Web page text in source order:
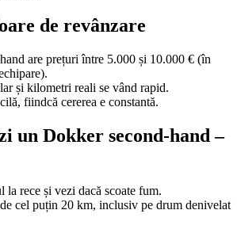
de revânzare
are prețuri între 5.000 și 10.000 € (în
și kilometri reali se vând rapid.
fiindcă cererea e constantă.
un Dokker second-hand –
la rece și vezi dacă scoate fum.
cel puțin 20 km, inclusiv pe drum denivelat